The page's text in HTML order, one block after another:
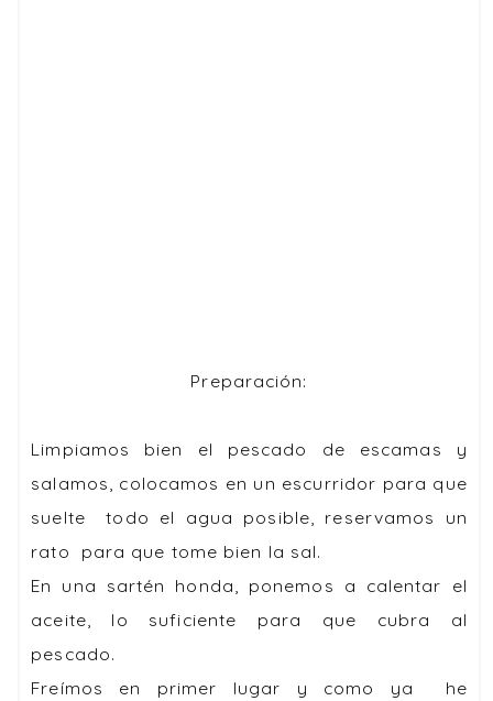
Preparación:
Limpiamos bien el pescado de escamas y
salamos, colocamos en un escurridor para que
suelte todo el agua posible, reservamos un
rato para que tome bien la sal.
En una sartén honda, ponemos a calentar el
aceite, lo suficiente para que cubra al
pescado.
Freímos en primer lugar y como ya he